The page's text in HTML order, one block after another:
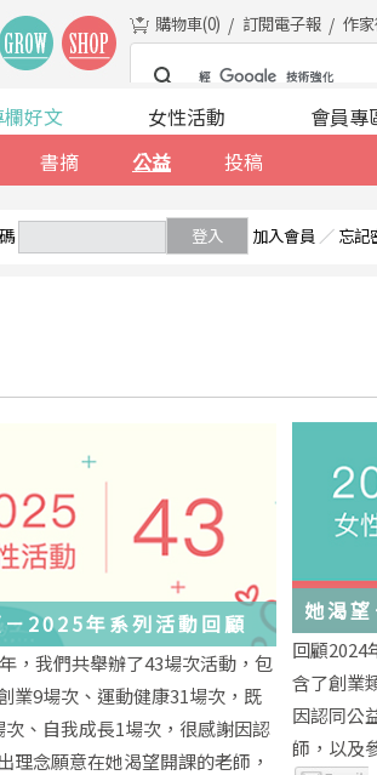
購物車(0) 訂閱電子報 作
欄好文
書摘 公益 投稿
女性活動 會員專
登入 加入會員 ／ 忘記
－2025年系列活動回顧
，我們共舉辦了43場次活動，包
業9場次、運動健康31場次，既
次、自我成長1場次，很感謝因認
理念願意在她渴望開課的老師，
她渴
回顧2024
含了創業
因認同公
師，以及